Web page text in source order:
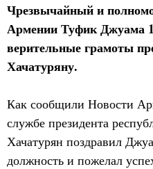
Чрезвычайный и
Армении Туфик Джуама
верительные грамоты
Хачатуряну.
Как сообщили Новости
службе президента
Хачатурян поздравил
должность и пожелал